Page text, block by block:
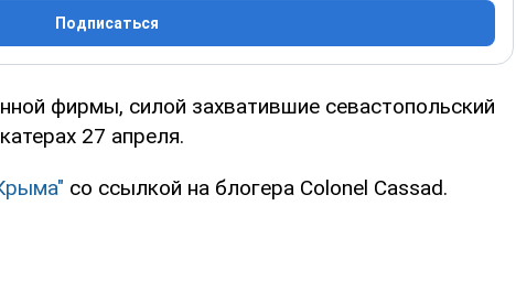
Подписаться
фирмы, силой захватившие севастопольский
27 апреля.
со ссылкой на блогера Colonel Cassad.